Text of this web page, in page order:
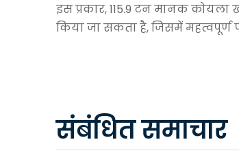
इस प्रकार, 115.9 टन मानक
किया जा सकता है, जिसमें महत्वपूर्ण
संबंधित समाचार